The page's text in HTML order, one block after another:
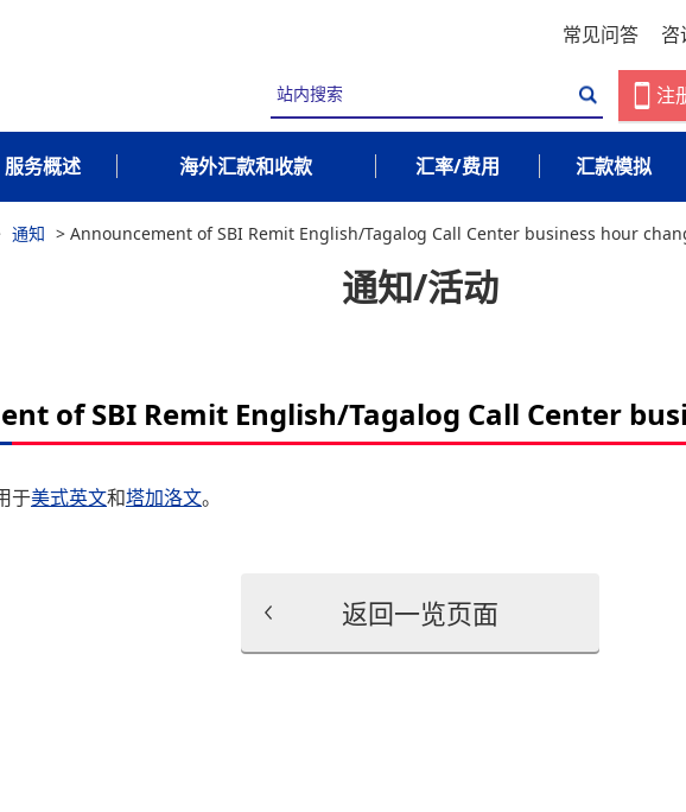
常见问答 咨
注
服务概述 海外汇款和收款 汇率/费用 汇款模拟
通知 > Announcement of SBI Remit English/Tagalog Call Center business hour
通知/活动
of SBI Remit English/Tagalog Call Center
于美式英文和塔加洛文。
返回一览页面